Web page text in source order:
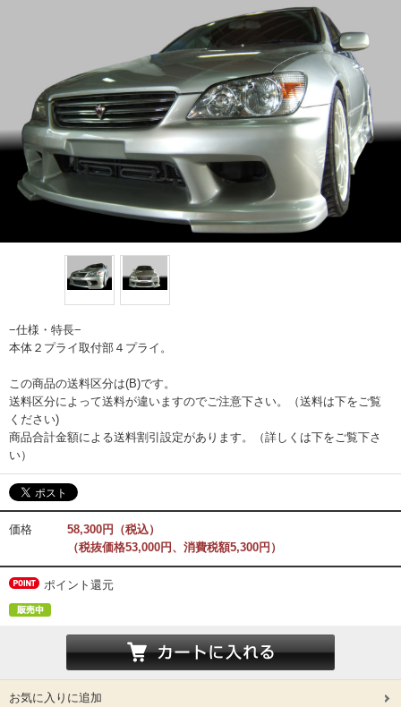
−仕様・特長−
本体２プライ取付部４プライ。
この商品の送料区分は(B)です。
送料区分によって送料が違いますのでご注意下さい。（送料は下をご覧
ください)
商品合計金額による送料割引設定があります。（詳しくは下をご覧下さ
い）
価格
58,300円（税込）
（税抜価格53,000円、消費税額5,300円）
ポイント還元
お気に入りに追加